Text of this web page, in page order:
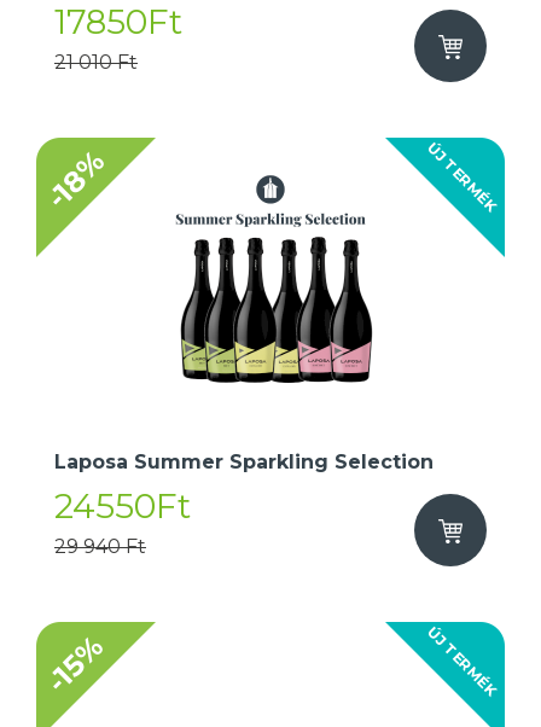
17850Ft
21 010 Ft
ÚJ TERMÉK
-18%
Laposa Summer Sparkling Selection
24550Ft
29 940 Ft
ÚJ TERMÉK
-15%